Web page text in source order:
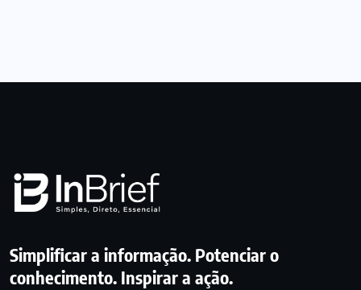
Simplificar a informação. Potenciar o
conhecimento. Inspirar a ação.